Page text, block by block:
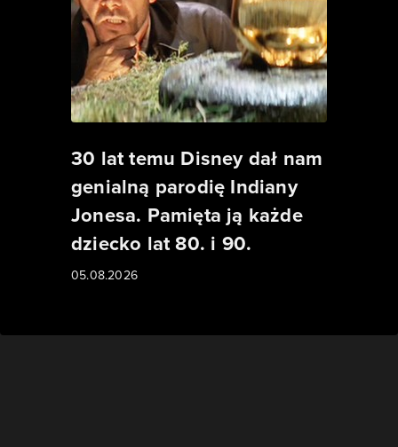
30 lat temu Disney dał nam
genialną parodię Indiany
Jonesa. Pamięta ją każde
dziecko lat 80. i 90.
05.08.2026